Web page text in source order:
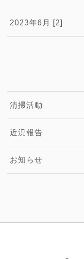
2023年6月 [2]
清掃活動
近況報告
お知らせ